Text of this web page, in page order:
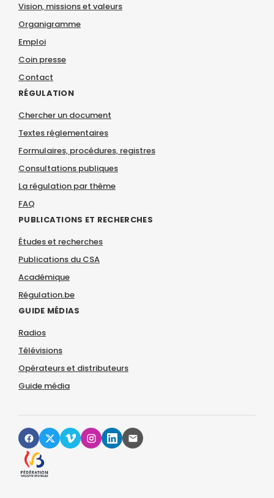
Vision, missions et valeurs
Organigramme
Emploi
Coin presse
Contact
RÉGULATION
Chercher un document
Textes réglementaires
Formulaires, procédures, registres
Consultations publiques
La régulation par thème
FAQ
PUBLICATIONS ET RECHERCHES
Études et recherches
Publications du CSA
Académique
Régulation.be
GUIDE MÉDIAS
Radios
Télévisions
Opérateurs et distributeurs
Guide média